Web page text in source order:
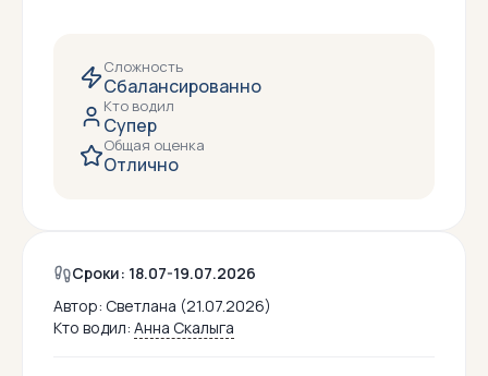
Сложность
Сбалансированно
Кто водил
Супер
Общая оценка
Отлично
Сроки: 18.07-19.07.2026
Автор: Светлана (21.07.2026)
Кто водил: Анна Скалыга